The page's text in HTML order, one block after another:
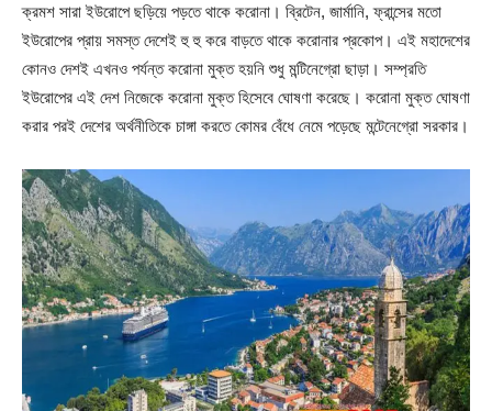
ক্রমশ সারা ইউরোপে ছড়িয়ে পড়তে থাকে করোনা। ব্রিটেন, জার্মানি, ফ্রান্সের মতো
ইউরোপের প্রায় সমস্ত দেশেই হু হু করে বাড়তে থাকে করোনার প্রকোপ। এই মহাদেশের
কোনও দেশই এখনও পর্যন্ত করোনা মুক্ত হয়নি শুধু মন্টিনেগ্রো ছাড়া। সম্প্রতি
ইউরোপের এই দেশ নিজেকে করোনা মুক্ত হিসেবে ঘোষণা করেছে। করোনা মুক্ত ঘোষণা
করার পরই দেশের অর্থনীতিকে চাঙ্গা করতে কোমর বেঁধে নেমে পড়েছে মন্টেনেগ্রো সরকার।